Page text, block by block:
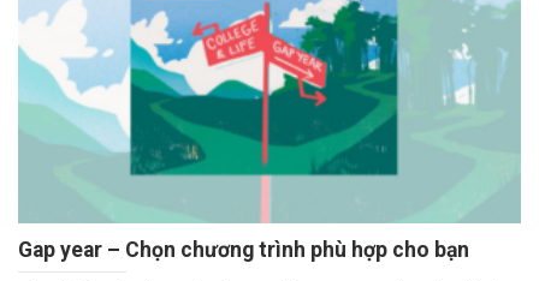
Gap year – Chọn chương trình phù hợp cho bạn